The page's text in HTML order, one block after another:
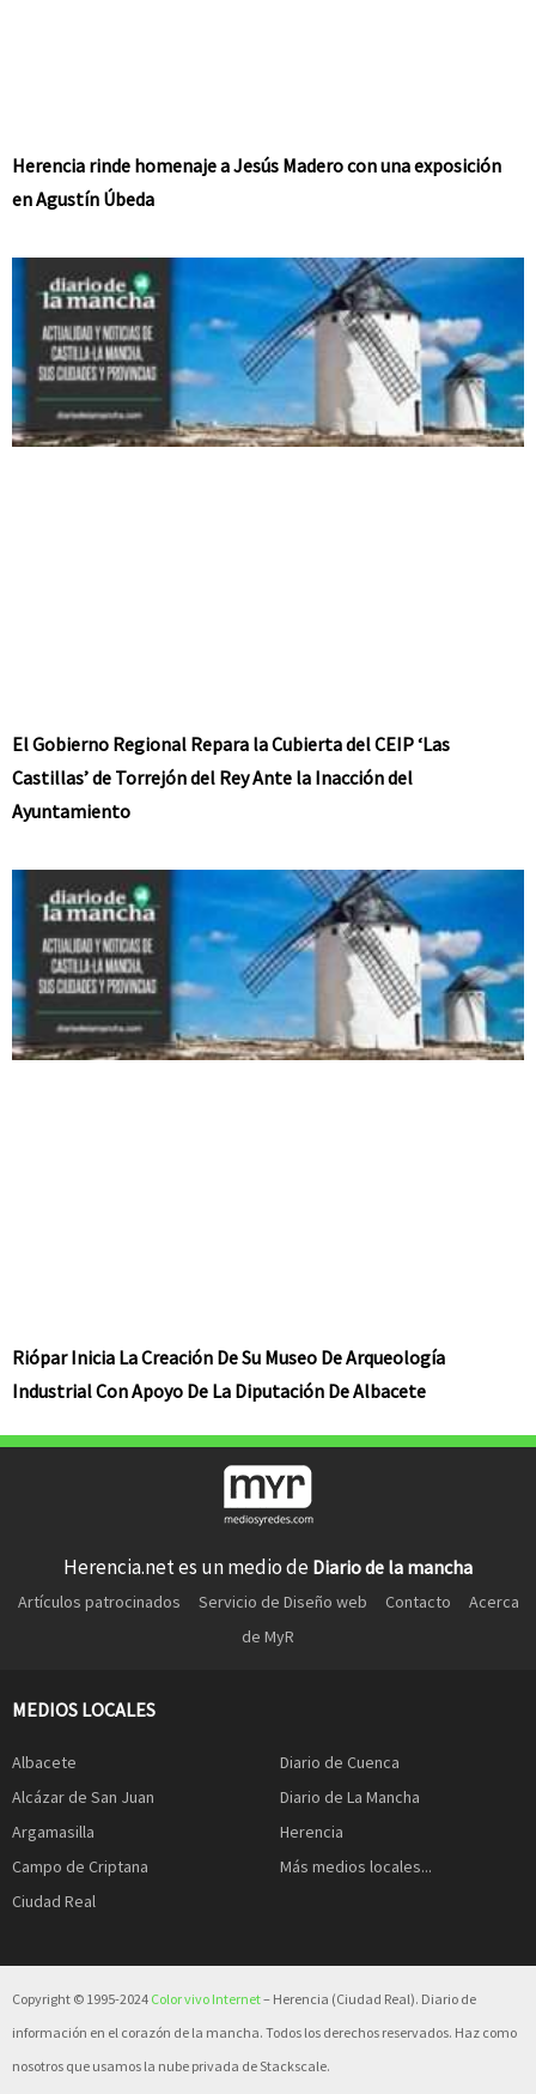
Herencia rinde homenaje a Jesús Madero con una exposición
en Agustín Úbeda
El Gobierno Regional Repara la Cubierta del CEIP ‘Las
Castillas’ de Torrejón del Rey Ante la Inacción del
Ayuntamiento
Riópar Inicia La Creación De Su Museo De Arqueología
Industrial Con Apoyo De La Diputación De Albacete
Herencia.net es un medio de Diario de la mancha
Artículos patrocinados Servicio de Diseño web Contacto
Acerca
de MyR
MEDIOS LOCALES
Albacete
Alcázar de San Juan
Argamasilla
Campo de Criptana
Ciudad Real
Diario de Cuenca
Diario de La Mancha
Herencia
Más medios locales...
Copyright © 1995-2024 Color vivo Internet– Herencia (Ciudad Real). Diario de
información en el corazón de la mancha. Todos los derechos reservados. Haz como
nosotros que usamos la nube privada de Stackscale.